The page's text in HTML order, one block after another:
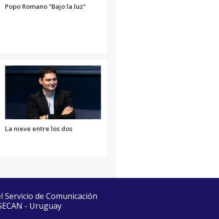
Popo Romano “Bajo la luz”
La nieve entre los dos
de Comunicación
- Uruguay